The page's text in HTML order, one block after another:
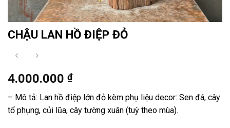
CHẬU LAN HỒ ĐIỆP ĐỎ
4.000.000 ₫
– Mô tả: Lan hồ điệp lớn đỏ kèm phụ liệu decor: Sen đá, cây
tổ phụng, củi lũa, cây tường xuân (tuỳ theo mùa).